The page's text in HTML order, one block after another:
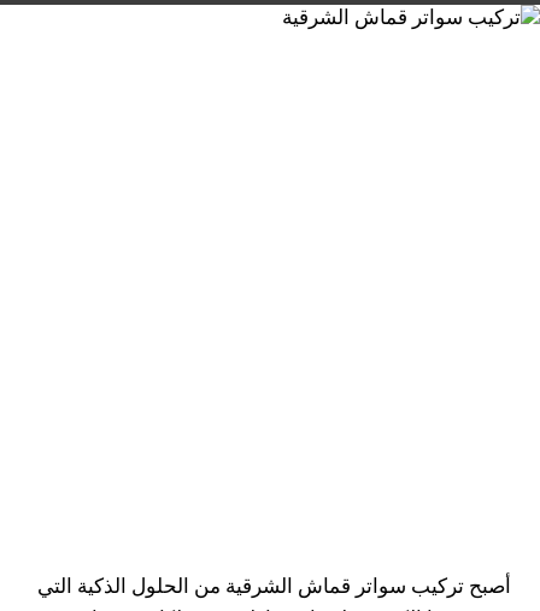
أصبح تركيب سواتر قماش الشرقية من الحلول الذكية التي